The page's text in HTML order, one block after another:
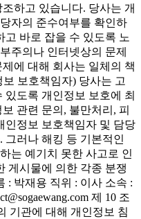
하고 있습니다. 당사는 개
자의 준수여부를 확인하
고 바로 잡을 수 있도록 노
주의나 인터넷상의 문제
에 대해 회사는 일체의 책
보호책임자) 당사는 고
도록 개인정보 보호에 최
관련 문의, 불만처리, 피
인정보 보호책임자 및 담당
그러나 해킹 등 기본적인
는 예기치 못한 사고로 인
게시물에 의한 각종 분쟁
: 박재용 직위 : 이사 소속 :
제 10 조
기관에 대해 개인정보 침